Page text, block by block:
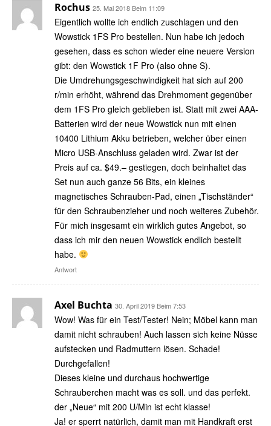
Rochus 25. Mai 2018 Beim 11:09
Eigentlich wollte ich endlich zuschlagen und den
Wowstick 1FS Pro bestellen. Nun habe ich jedoch
gesehen, dass es schon wieder eine neuere Version
gibt: den Wowstick 1F Pro (also ohne S).
Die Umdrehungsgeschwindigkeit hat sich auf 200
r/min erhöht, während das Drehmoment gegenüber
dem 1FS Pro gleich geblieben ist. Statt mit zwei AAA-
Batterien wird der neue Wowstick nun mit einen
10400 Lithium Akku betrieben, welcher über einen
Micro USB-Anschluss geladen wird. Zwar ist der
Preis auf ca. $49.– gestiegen, doch beinhaltet das
Set nun auch ganze 56 Bits, ein kleines
magnetisches Schrauben-Pad, einen „Tischständer“
für den Schraubenzieher und noch weiteres Zubehör.
Für mich insgesamt ein wirklich gutes Angebot, so
dass ich mir den neuen Wowstick endlich bestellt
habe.
Antwort
Axel Buchta 30. April 2019 Beim 7:53
Wow! Was für ein Test/Tester! Nein; Möbel kann man
damit nicht schrauben! Auch lassen sich keine Nüsse
aufstecken und Radmuttern lösen. Schade!
Durchgefallen!
Dieses kleine und durchaus hochwertige
Schrauberchen macht was es soll. und das perfekt.
der „Neue“ mit 200 U/Min ist echt klasse!
Ja! er sperrt natürlich, damit man mit Handkraft erst